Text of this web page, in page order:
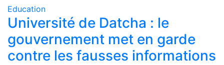
Education
Université de Datcha : le
gouvernement met en garde
contre les fausses informations